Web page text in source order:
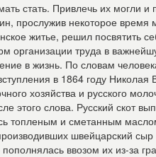
стать. Привлечь их могли и
прослужив некоторое
житье, решил посвятить
труда в
в жизнь. По словам
в 1864 году Николая
хозяйства и русского
этого слова. Русский скот
топленым и сметанным
швейцарский
ввозом их из-за